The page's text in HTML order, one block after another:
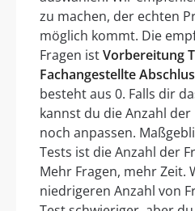
zu machen, der echten
möglich kommt. Die
Fragen istVorbereitung
Fachangestellte
besteht aus 0. Falls dir
kannst du die Anzahl
noch anpassen.
Tests ist die Anzahl der
Mehr Fragen, mehr Zeit.
niedrigeren Anzahl von